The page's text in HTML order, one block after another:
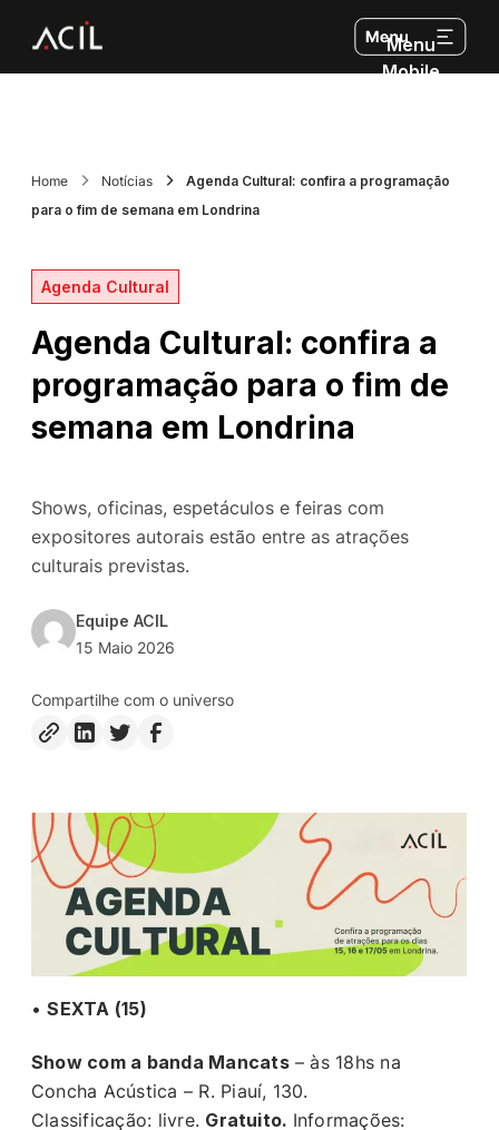
Menu
Mobile
Home Notícias
Agenda Cultural: confira a programação
para o fim de semana em Londrina
Agenda Cultural
Agenda Cultural: confira a
programação para o fim de
semana em Londrina
Shows, oficinas, espetáculos e feiras com
expositores autorais estão entre as atrações
culturais previstas.
Equipe ACIL
15 Maio 2026
Compartilhe com o universo
•SEXTA (15)
Show com a banda Mancats– às 18hs na
Concha Acústica – R. Piauí, 130.
Classificação: livre. Gratuito. Informações: